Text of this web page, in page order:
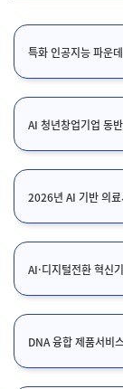
특화 인공지능 파운
AI 청년창업기업 동
2026년 AI 기반 의
AI·디지털전환 혁신
DNA 융합 제품서비